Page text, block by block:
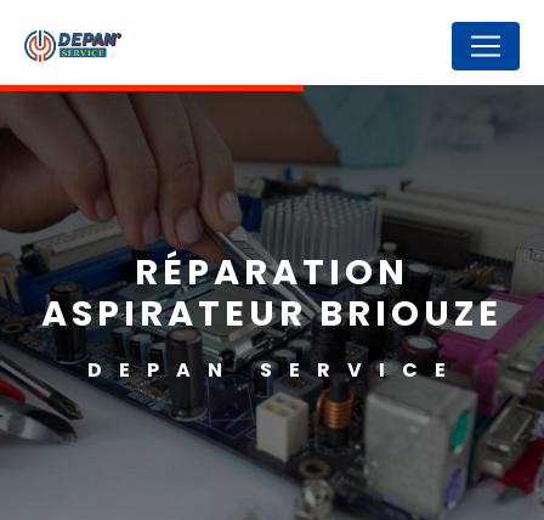
RÉPARATION
ASPIRATEUR BRIOUZE
DEPAN SERVICE